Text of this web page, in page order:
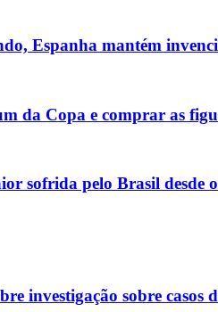
Espanha mantém
da Copa e comprar as
sofrida pelo Brasil desde
investigação sobre casos